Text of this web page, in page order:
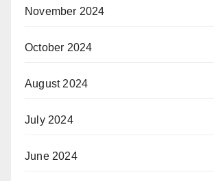
November 2024
October 2024
August 2024
July 2024
June 2024